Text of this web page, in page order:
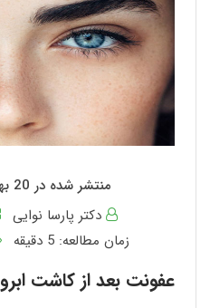
منتشر شده در 20 بهمن, 1403
دکتر پارسا نوایی
زمان مطالعه: 5 دقیقه
عفونت بعد از کاشت ابرو